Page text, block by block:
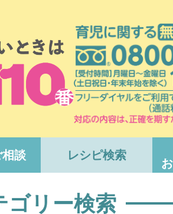
談 レシピ検索
ゴリー検索